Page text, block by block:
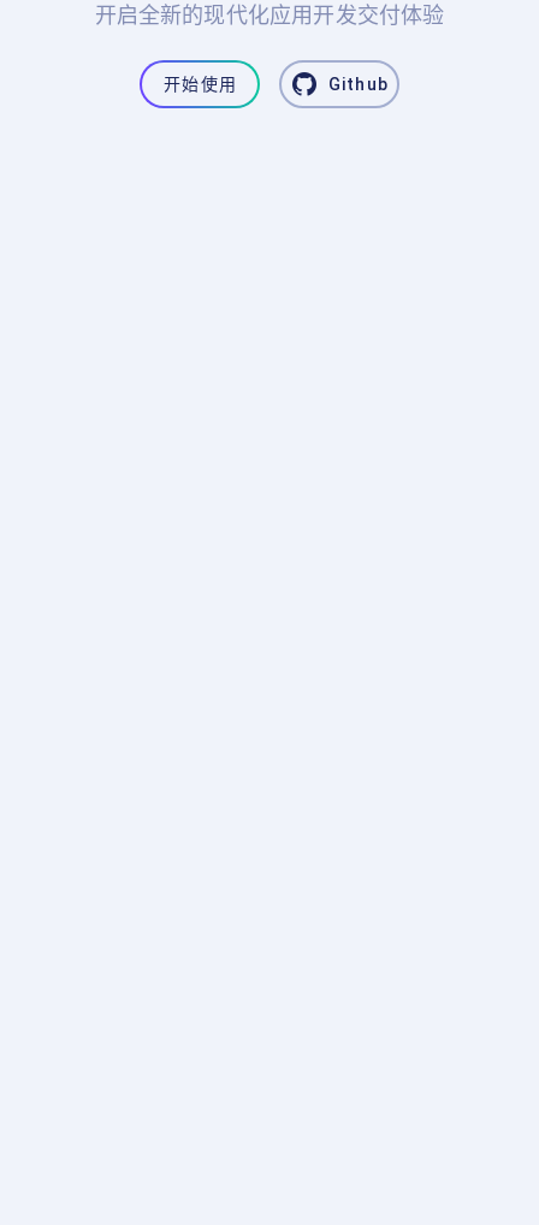
开启全新的现代化应用开发交付体验
开始使用 Github